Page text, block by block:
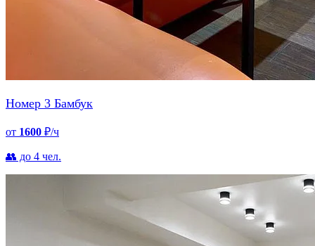
Номер 3 Бамбук
от 1600 ₽/ч
👥 до 4 чел.